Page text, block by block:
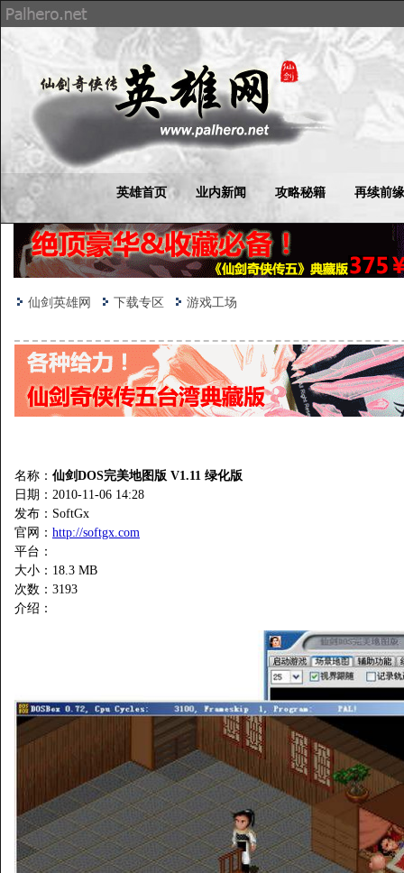
英雄首页 业内新闻 攻略秘籍 再续前缘
仙剑英雄网 下载专区 游戏工场
名称： 仙剑DOS完美地图版 V1.11 绿化版
日期：2010-11-06 14:28
发布：SoftGx
官网： http://softgx.com
平台：
大小：18.3 MB
次数： 3193
介绍：